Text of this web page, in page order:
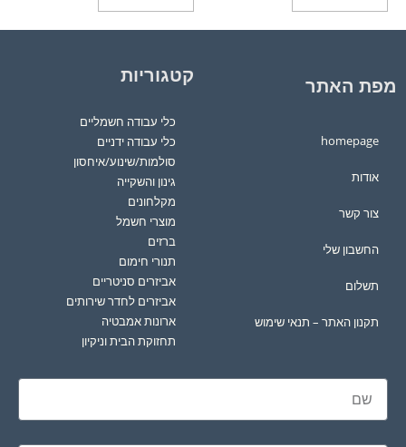
מפת האתר
homepage
אודות
צור קשר
החשבון שלי
תשלום
תקנון האתר – תנאי שימוש
קטגוריות
כלי עבודה חשמליים
כלי עבודה ידניים
סולמות/שינוע/איחסון
גינון והשקייה
מקלחונים
מוצרי חשמל
ברזים
תנורי חימום
אביזרים סניטריים
אביזרים לחדר שירותים
ארונות אמבטיה
תחזוקת הבית וניקיון